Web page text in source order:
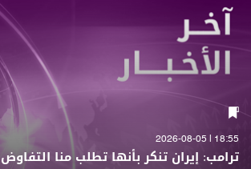
18:55 | 2026-08-05
ترامب: إيران تنكر بأنها تطلب منا التفاوض